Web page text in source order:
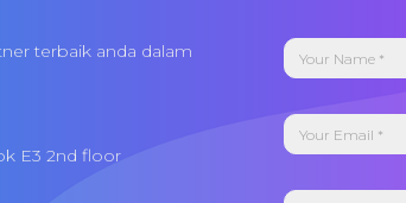
terbaik anda dalam
E3 2nd floor